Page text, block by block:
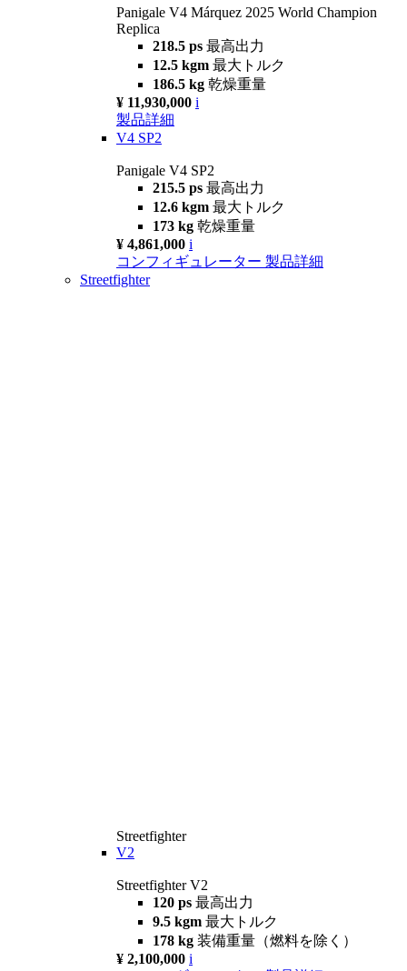
Panigale V4 Márquez 2025 World Champion
Replica
218.5 ps 最高出力
12.5 kgm 最大トルク
186.5 kg 乾燥重量
¥ 11,930,000 i
製品詳細
V4 SP2
Panigale V4 SP2
215.5 ps 最高出力
12.6 kgm 最大トルク
173 kg 乾燥重量
¥ 4,861,000 i
コンフィギュレーター 製品詳細
Streetfighter
Streetfighter
V2
Streetfighter V2
120 ps 最高出力
9.5 kgm 最大トルク
178 kg 装備重量（燃料を除く）
¥ 2,100,000 i